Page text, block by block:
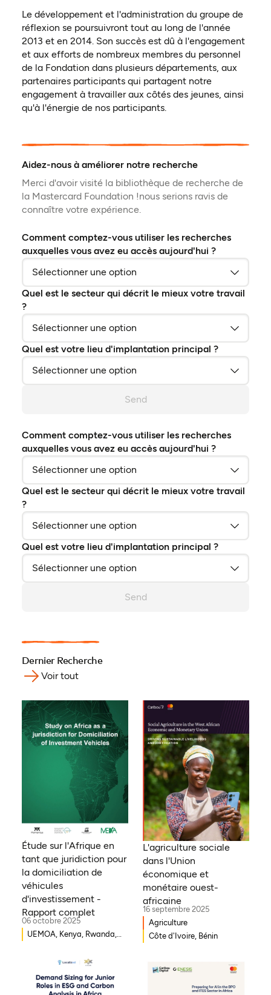
Le développement et l'administration du groupe de
réflexion se poursuivront tout au long de l'année
2013 et en 2014. Son succès est dû à l'engagement
et aux efforts de nombreux membres du personnel
de la Fondation dans plusieurs départements, aux
partenaires participants qui partagent notre
engagement à travailler aux côtés des jeunes, ainsi
qu'à l'énergie de nos participants.
Aidez-nous à améliorer notre recherche
Merci d'avoir visité la bibliothèque de recherche de
la Mastercard Foundation !nous serions ravis de
connaître votre expérience.
Comment comptez-vous utiliser les recherches
auxquelles vous avez eu accès aujourd'hui ?
Quel est le secteur qui décrit le mieux votre travail
?
Quel est votre lieu d'implantation principal ?
Send
Comment comptez-vous utiliser les recherches
auxquelles vous avez eu accès aujourd'hui ?
Quel est le secteur qui décrit le mieux votre travail
?
Quel est votre lieu d'implantation principal ?
Send
Dernier Recherche
Voir tout
Étude sur l'Afrique en
tant que juridiction pour
la domiciliation de
véhicules
d'investissement -
Rapport complet
06 octobre 2025
UEMOA, Kenya, Rwanda,
Bissau, Djibouti,
Mozambique, Égypte,
Bénin, Ghana, Sénégal,
L'agriculture sociale
dans l'Union
économique et
monétaire ouest-
africaine
16 septembre 2025
Agriculture
Côte d'Ivoire, Bénin